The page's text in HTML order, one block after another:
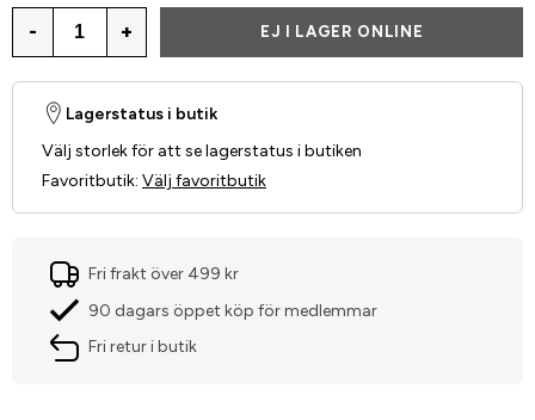
- + EJ I LAGER ONLINE
Lagerstatus i butik
Välj storlek för att se lagerstatus i butiken
Favoritbutik: Välj favoritbutik
Fri frakt över 499 kr
90 dagars öppet köp för medlemmar
Fri retur i butik